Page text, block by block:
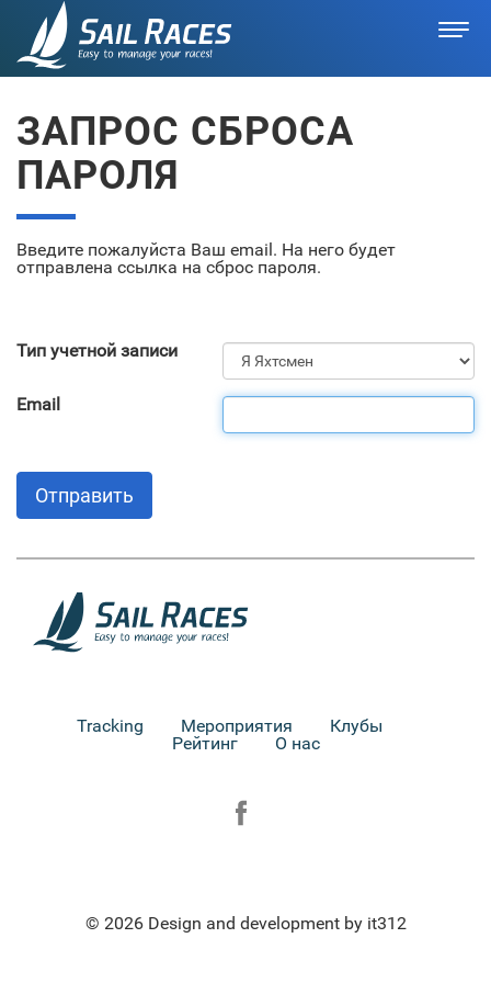
ЗАПРОС СБРОСА
ПАРОЛЯ
Введите пожалуйста Ваш email. На него будет
отправлена ссылка на сброс пароля.
Тип учетной записи
Email
Отправить
Tracking Мероприятия
Клубы
Рейтинг
О нас
© 2026 Design and development by it312